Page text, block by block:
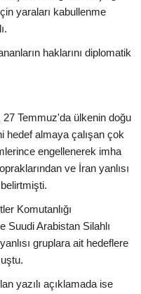
yaraları kabullenme
haklarını diplomatik
27 Temmuz'da ülkenin doğu
hedef almaya çalışan çok
engellenerek imha
ve İran yanlısı
Komutanlığı
Suudi Arabistan Silahlı
gruplara ait hedeflere
yazılı açıklamada ise